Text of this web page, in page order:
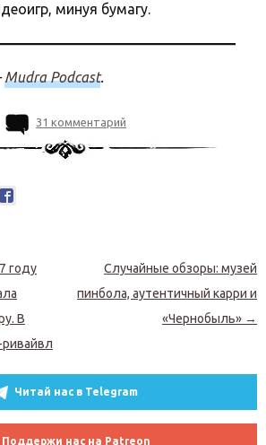
минуя бумагу.
Mudra Podcast.
31 комментарий
году
В
ривайвл
Случайные обзоры: музей
пинбола, аутентичный карри и
«Чернобыль» →
Читай нас в Telegram
Поддержи нас на Patreon